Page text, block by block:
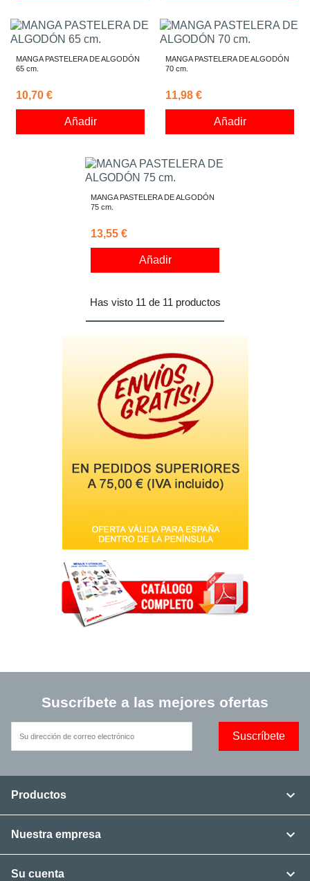
MANGA PASTELERA DE ALGODÓN
65 cm.
10,70 €
Añadir
MANGA PASTELERA DE ALGODÓN
70 cm.
11,98 €
Añadir
MANGA PASTELERA DE ALGODÓN
75 cm.
13,55 €
Añadir
Has visto 11 de 11 productos
Suscríbete a las mejores ofertas
Productos 
Nuestra empresa 
Su cuenta 